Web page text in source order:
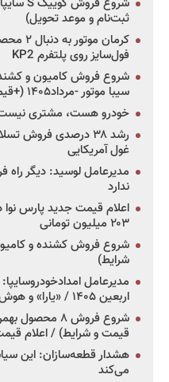
ثبت‌نام و موعد تحویل)
فول‌سایز روی پلتفرم KP2
شروع فروش کامیون و
سیبا موتور -مرداد۱۴۰۵ (+قیمت و شرایط)
خودرو هست، مشتری نیست؛
رشد ۳۸ درصدی فروش
غول آمریکایی
مدیرعامل لوسید: دیگر راه
ندارد
۲۰۳ میلیون تومانی
شرایط)
اربعین ۱۴۰۵ / «یارا» و هوش مصنوعی به خدمت زائران آمد
قیمت و شرایط) / اعلام قیمت
هشدار قطعه‌سازان: این
می‌کند